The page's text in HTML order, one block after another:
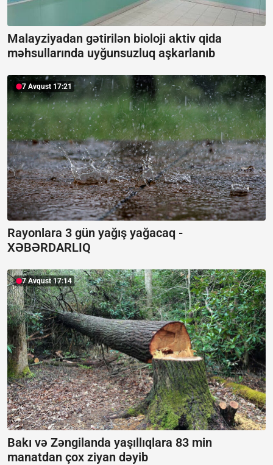
Malayziyadan gətirilən bioloji aktiv qida
məhsullarında uyğunsuzluq aşkarlanıb
7 Avqust 17:21
Rayonlara 3 gün yağış yağacaq -
XƏBƏRDARLIQ
7 Avqust 17:14
Bakı və Zəngilanda yaşıllıqlara 83 min
manatdan çox ziyan dəyib